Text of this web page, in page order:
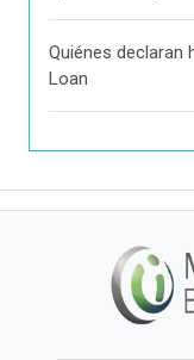
Quiénes declaran
Loan